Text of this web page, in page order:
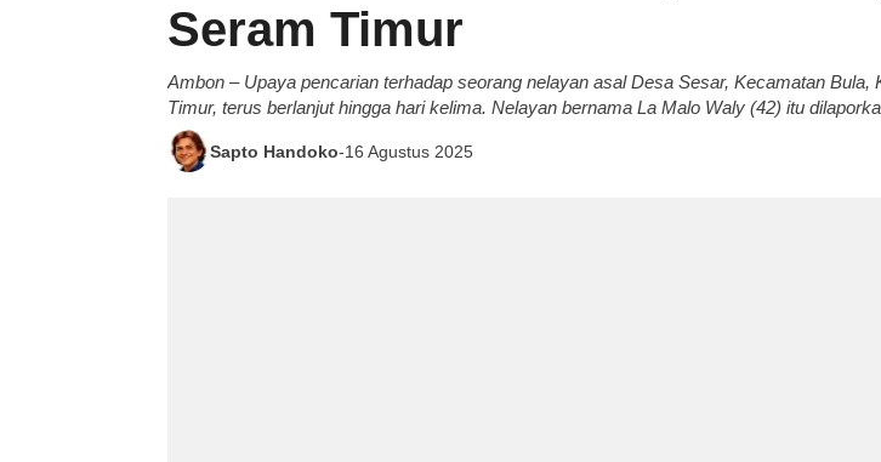
Seram Timur
Ambon – Upaya pencarian terhadap seorang nelayan asal Desa Sesar, Kecamatan Bula,
Timur, terus berlanjut hingga hari kelima. Nelayan bernama La Malo Waly (42) itu
Sapto Handoko-16 Agustus 2025